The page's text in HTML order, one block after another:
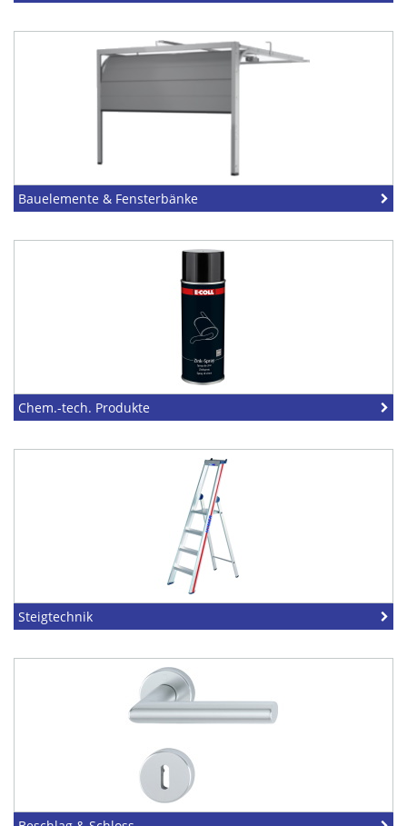
Bauelemente & Fensterbänke
Chem.-tech. Produkte
Steigtechnik